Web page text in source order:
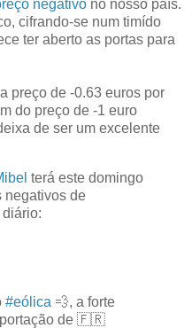
negativo no nosso país.
cifrando-se num timído
ter aberto as portas para
preço de -0.63 euros por
do preço de -1 euro
de ser um excelente
terá este domingo
negativos de
#eólica 💨, a forte
de 🇫🇷